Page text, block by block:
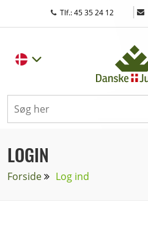
Tlf.: 45 35 24 12 |
LOGIN
Forside Log ind